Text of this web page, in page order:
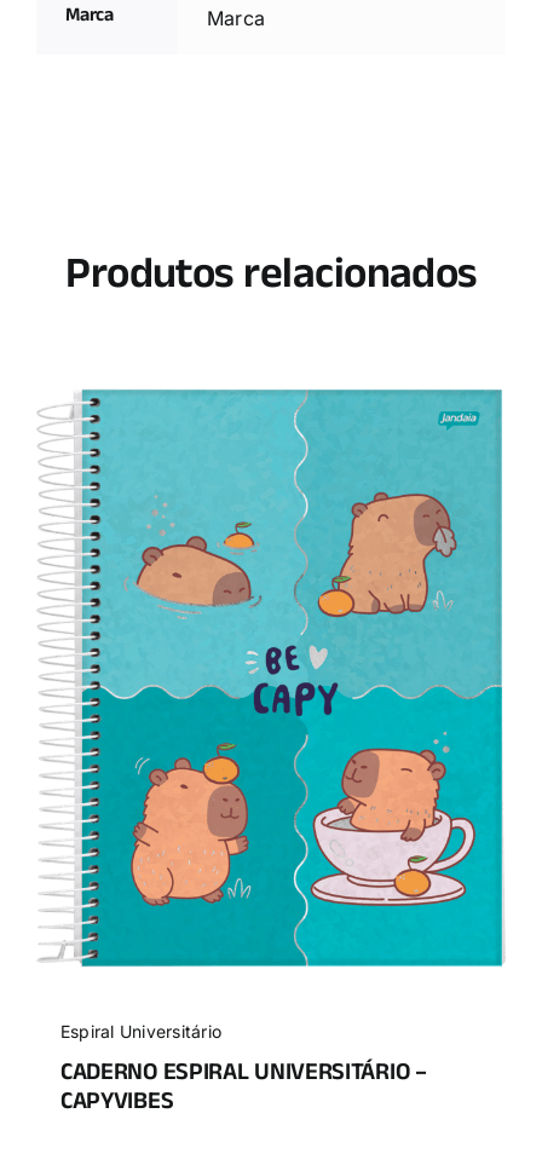
Marca Marca
Produtos relacionados
Espiral Universitário
CADERNO ESPIRAL UNIVERSITÁRIO –
CAPYVIBES